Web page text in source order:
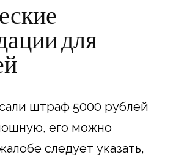
для
штраф 5000 рублей
его можно
следует указать,